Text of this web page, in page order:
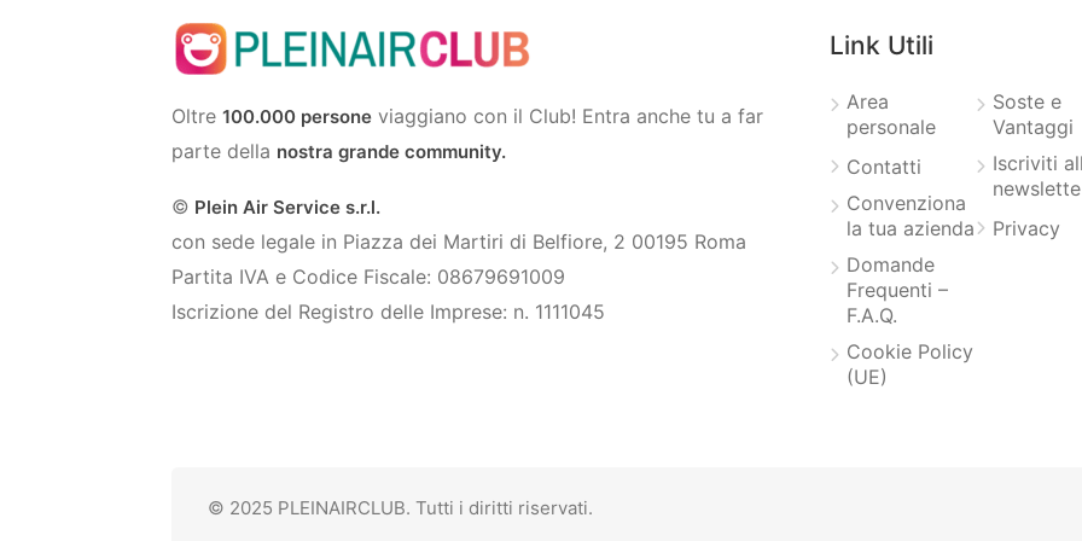
Oltre 100.000 persone viaggiano con il Club! Entra anche tu a far
parte della nostra grande community.
© Plein Air Service s.r.l.
con sede legale in Piazza dei Martiri di Belfiore, 2 00195 Roma
Partita IVA e Codice Fiscale: 08679691009
Iscrizione del Registro delle Imprese: n. 1111045
Link Utili
Area
personale
Contatti
Convenziona
la tua azienda
Domande
Frequenti –
F.A.Q.
Cookie Policy
(UE)
Soste e
Vantaggi
Iscriviti
Privacy
© 2025 PLEINAIRCLUB. Tutti i diritti riservati.